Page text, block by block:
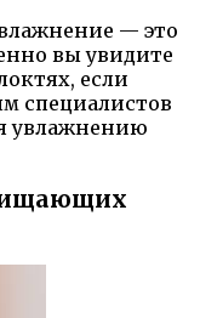
— это
вы увидите
если
специалистов
увлажнению